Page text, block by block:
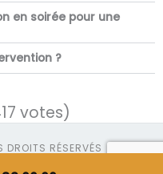
en soirée pour une
?
votes)
RÉSERVÉS